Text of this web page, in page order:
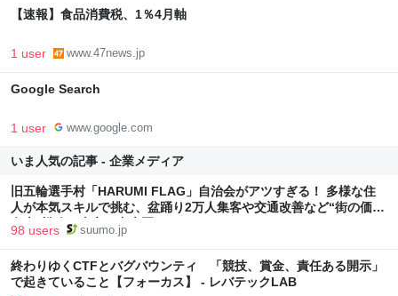
【速報】食品消費税、1％4月軸
1 user www.47news.jp
Google Search
1 user www.google.com
いま人気の記事 - 企業メディア
旧五輪選手村「HARUMI FLAG」自治会がアツすぎる！ 多様な住
人が本気スキルで挑む、盆踊り2万人集客や交通改善など“街の価値
向上”戦略 東京・中央区
98 users suumo.jp
終わりゆくCTFとバグバウンティ 「競技、賞金、責任ある開示」
で起きていること【フォーカス】 - レバテックLAB